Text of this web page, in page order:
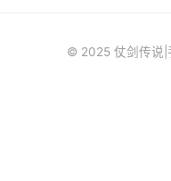
© 2025 仗剑传说|